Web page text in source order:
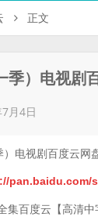
正文
季）电视剧
月4日
）电视剧百度云网
pan.baidu.com/
集百度云【高清